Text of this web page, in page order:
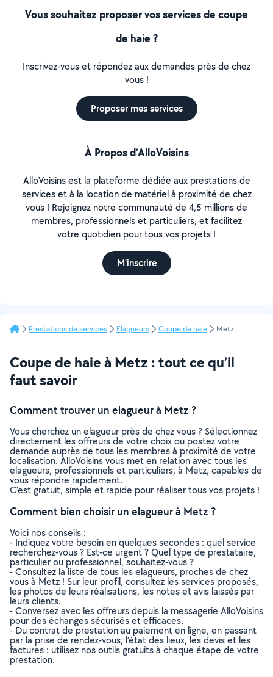
Vous souhaitez proposer vos services de coupe
de haie ?
Inscrivez-vous et répondez aux demandes près de chez
vous !
Proposer mes services
À Propos d’AlloVoisins
AlloVoisins est la plateforme dédiée aux prestations de
services et à la location de matériel à proximité de chez
vous ! Rejoignez notre communauté de 4,5 millions de
membres, professionnels et particuliers, et facilitez
votre quotidien pour tous vos projets !
M'inscrire
Prestations de services Elagueurs Coupe de haie Metz
Coupe de haie à Metz : tout ce qu’il
faut savoir
Comment trouver un elagueur à Metz ?
Vous cherchez un elagueur près de chez vous ? Sélectionnez
directement les offreurs de votre choix ou postez votre
demande auprès de tous les membres à proximité de votre
localisation. AlloVoisins vous met en relation avec tous les
elagueurs, professionnels et particuliers, à Metz, capables de
vous répondre rapidement.
C’est gratuit, simple et rapide pour réaliser tous vos projets !
Comment bien choisir un elagueur à Metz ?
Voici nos conseils :
- Indiquez votre besoin en quelques secondes : quel service
recherchez-vous ? Est-ce urgent ? Quel type de prestataire,
particulier ou professionnel, souhaitez-vous ?
- Consultez la liste de tous les elagueurs, proches de chez
vous à Metz ! Sur leur profil, consultez les services proposés,
les photos de leurs réalisations, les notes et avis laissés par
leurs clients.
- Conversez avec les offreurs depuis la messagerie AlloVoisins
pour des échanges sécurisés et efficaces.
- Du contrat de prestation au paiement en ligne, en passant
par la prise de rendez-vous, l’état des lieux, les devis et les
factures : utilisez nos outils gratuits à chaque étape de votre
prestation.